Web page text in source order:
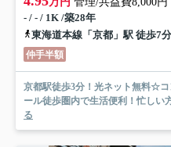
- / - / 1K /築28年
東海道本線「京都」駅 徒歩7分
仲手半額
京都駅徒歩3分！光ネット無料☆
ール徒歩圏内で生活便利！忙しい
る